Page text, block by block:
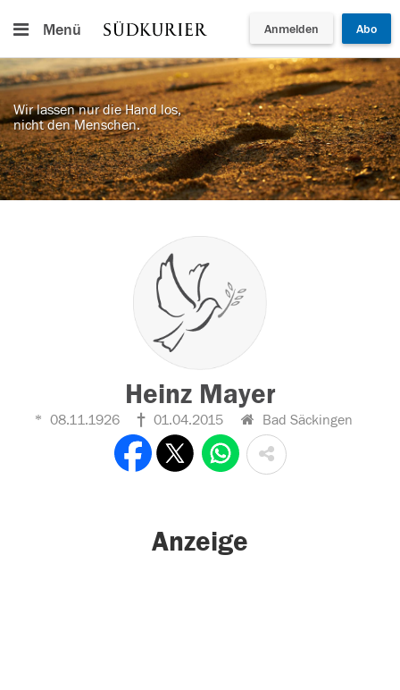
Menü Anmelden Abo
Wir lassen nur die Hand los,
nicht den Menschen.
Heinz Mayer
08.11.1926 01.04.2015 Bad Säckingen
Anzeige